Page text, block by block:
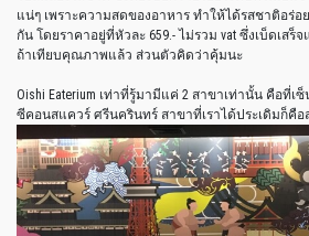
แน่ๆ เพราะความสดของอาหาร ทำให้ได้รสชาติอร่
กัน โดยราคาอยู่ที่หัวละ 659.- ไม่รวม vat ซึ่งเบ็ดเส
ถ้าเทียบคุณภาพแล้ว ส่วนตัวคิดว่าคุ้มนะ
Oishi Eaterium เท่าที่รู้มามีแค่ 2 สาขาเท่านั้น คือที่เ
ซีคอนสแควร์ ศรีนครินทร์ สาขาที่เราได้ประเดิมก็คื